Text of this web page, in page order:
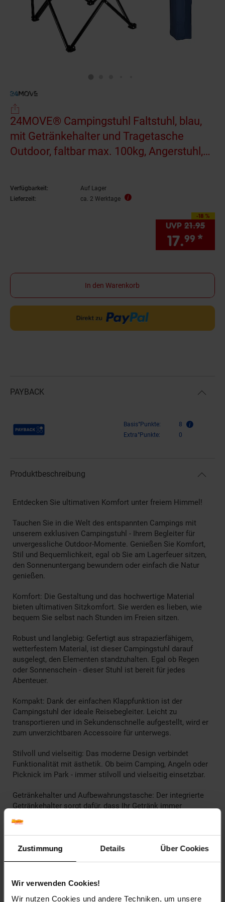
Zustimmung Details Über Cookies
Wir verwenden Cookies!
Wir nutzen Cookies und andere Techniken, um unsere
24MOVE® Campingstuhl Faltstuhl, blau,
mit Getränkehalter und Tragetasche
Outdoor, faltbar max. 100kg, Angerstuhl,
Verfügbarkeit:
Auf Lager
Lieferzeit:
ca. 2 Werktage
-18 %
Sie Sparen 18
UVP 21.95
17.99 *
In den Warenkorb
PAYBACK
Payback Punkte Basis°Punkte:
8
Extra°Punkte:
0
Produktbeschreibung
Entdecken Sie ultimativen Komfort unter freiem Himmel!
Tauchen Sie in die Welt des entspannten Campings mit
unserem exklusiven Campingstuhl - Ihrem Begleiter für
unvergessliche Outdoor-Momente. Genießen Sie Komfort,
Stil und Bequemlichkeit, egal ob Sie am Lagerfeuer sitzen,
den Sonnenuntergang bewundern oder einfach die Natur
genießen.
Komfort: Die Gestaltung und das hochwertige Material
bieten ultimativen Sitzkomfort. Sie werden es lieben, wie
bequem Sie selbst nach Stunden im Freien sitzen.
Robust und langlebig: Gefertigt aus strapazierfähigem,
wetterfestem Material, ist dieser Campingstuhl darauf
ausgelegt, den Elementen standzuhalten. Egal ob Regen
oder Sonnenschein - dieser Stuhl ist bereit für jedes
Abenteuer.
Kompakt: Dank der einfachen Klappfunktion ist der
Campingstuhl der ideale Reisebegleiter. Leicht zu
transportieren und in Sekundenschnelle aufgestellt, wird er
zum unverzichtbaren Accessoire für unterwegs.
Stilvoll und vielseitig: Das moderne Design verbindet
Funktionalität mit ästhetik. Ob beim Camping, Angeln oder
Picknick im Park - immer stilvoll und vielseitig einsetzbar.
Getränkehalter und Aufbewahrungstasche: Der integrierte
Getränkehalter sorgt dafür, dass Ihr Getränk immer
zusätzlichen Stauraum für deine persönlichen Gegenstände
und schütz den Klappstuhl zugleich.
Erlebnisse verbessern, sondern auch eine Investition in